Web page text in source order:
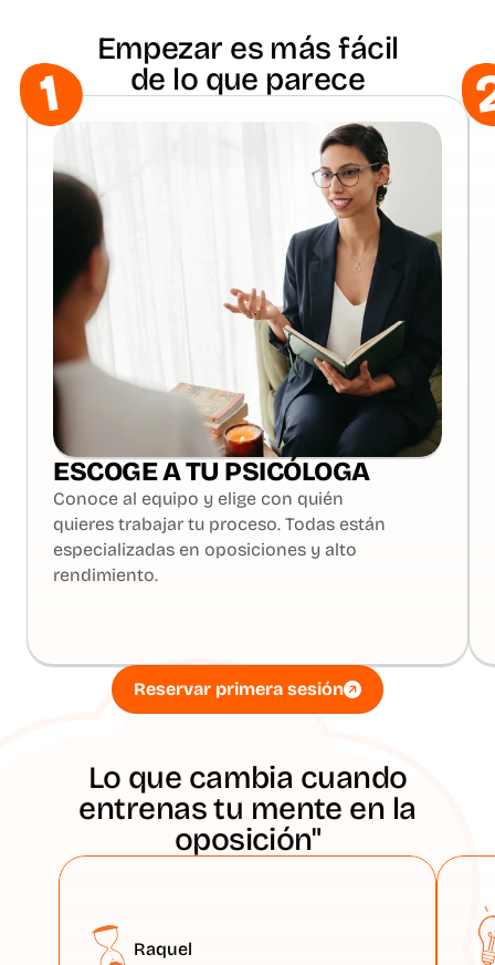
Empezar es más fácil
de lo que parece
ESCOGE A TU PSICÓLOGA
Conoce al equipo y elige con quién
quieres trabajar tu proceso. Todas están
especializadas en oposiciones y alto
rendimiento.
1
Reservar primera sesión
Reservar primera sesión
Lo que cambia cuando
entrenas tu mente en la
oposición"
Raquel